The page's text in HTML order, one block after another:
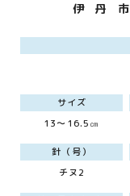
伊 丹 市
サイズ
13～16.5㎝
針（号）
チヌ2